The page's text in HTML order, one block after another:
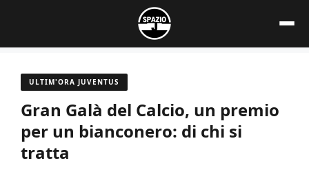
contenuto
ULTIM'ORA JUVENTUS
Gran Galà del Calcio, un premio
per un bianconero: di chi si
tratta